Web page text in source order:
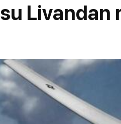
Livandan